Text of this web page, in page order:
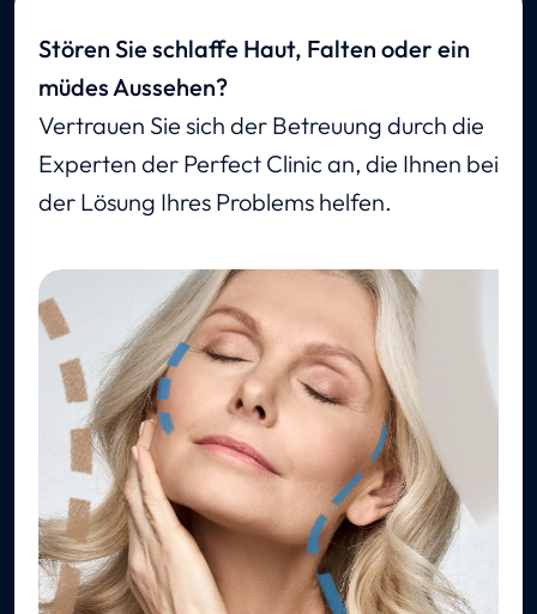
Stören Sie schlaffe Haut, Falten oder ein
müdes Aussehen?
Vertrauen Sie sich der Betreuung durch die
Experten der Perfect Clinic an, die Ihnen bei
der Lösung Ihres Problems helfen.